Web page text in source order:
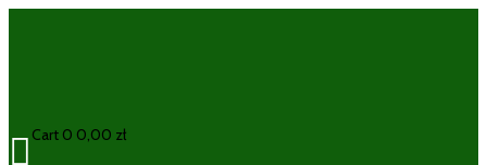
 Cart 0 0,00 zł